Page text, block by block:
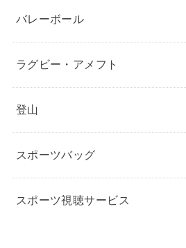
バレーボール
ラグビー・アメフト
登山
スポーツバッグ
スポーツ視聴サービス